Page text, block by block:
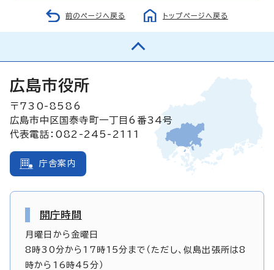
前のページへ戻る トップページへ戻る
広島市役所
〒730-8586
広島市中区国泰寺町一丁目6番34号
代表電話：082-245-2111
庁舎案内
開庁時間
月曜日から金曜日
8時30分から17時15分まで（ただし、似島出張所は8
時から16時45分）